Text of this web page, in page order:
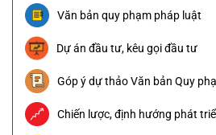
Văn bản quy phạm pháp luật
Dự án đầu tư, kêu gọi đầu tư
Góp ý dự thảo Văn bản Quy
Chiến lược, định hướng phát